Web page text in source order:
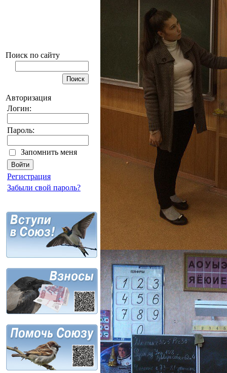
Поиск по сайту
Авторизация
Логин:
Пароль:
Запомнить меня
Регистрация
Забыли свой пароль?